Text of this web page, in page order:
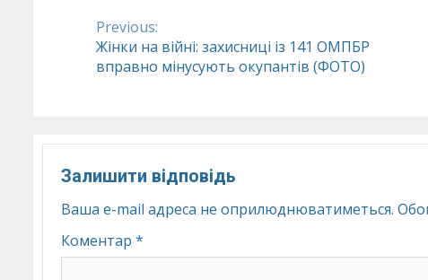
Continue
Reading
Previous:
Жінки на війні: захисниці із 141 ОМПБР
вправно мінусують окупантів (ФОТО)
Залишити відповідь
Ваша e-mail адреса не оприлюднюватиметься.
Коментар *